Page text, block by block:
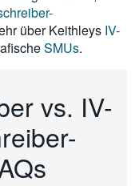
über Keithleys IV-
SMUs.
vs. IV-